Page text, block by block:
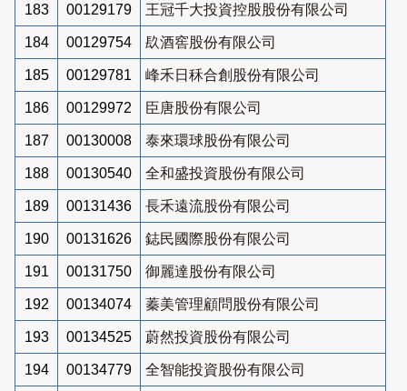
183 00129179 王冠千大投資控股股份有限公司
184 00129754 镹酒窖股份有限公司
185 00129781 峰禾日秝合創股份有限公司
186 00129972 臣唐股份有限公司
187 00130008 泰來環球股份有限公司
188 00130540 全和盛投資股份有限公司
189 00131436 長禾遠流股份有限公司
190 00131626 鋕民國際股份有限公司
191 00131750 御麗達股份有限公司
192 00134074 蓁美管理顧問股份有限公司
193 00134525 蔚然投資股份有限公司
194 00134779 全智能投資股份有限公司